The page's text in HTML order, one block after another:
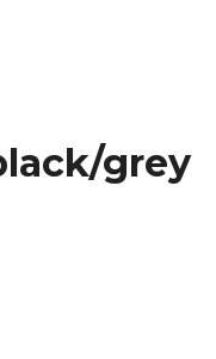
grey